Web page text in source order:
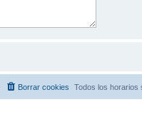
Todos los horarios
Borrar cookies